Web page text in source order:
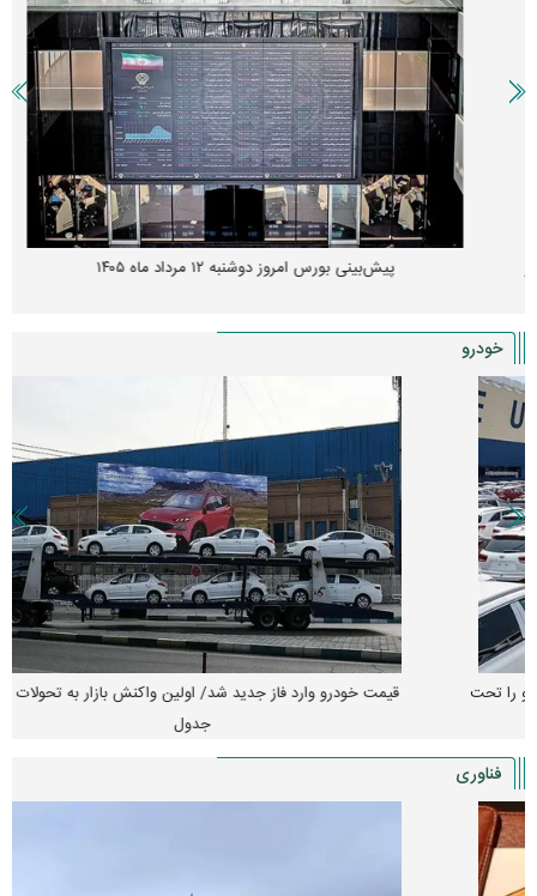
پیش‌بینی بورس امروز دوشنبه ۱۲ مرداد ماه ۱۴۰۵
خودرو
قیمت خودرو وارد فاز جدید شد/ اولین واکنش بازار به تحولات سیاسی +
فناوری